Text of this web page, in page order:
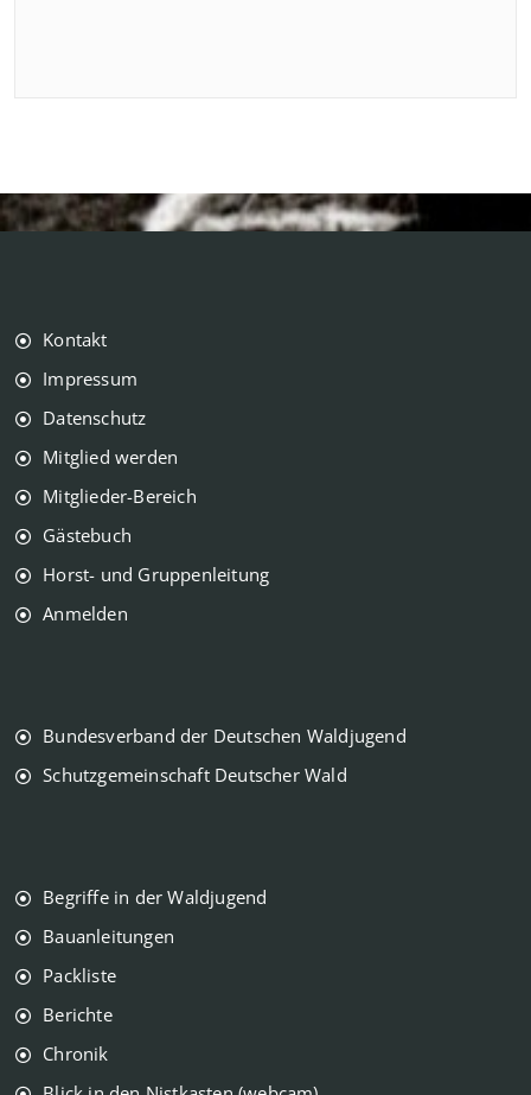
Kontakt
Impressum
Datenschutz
Mitglied werden
Mitglieder-Bereich
Gästebuch
Horst- und Gruppenleitung
Anmelden
Bundesverband der Deutschen Waldjugend
Schutzgemeinschaft Deutscher Wald
Begriffe in der Waldjugend
Bauanleitungen
Packliste
Berichte
Chronik